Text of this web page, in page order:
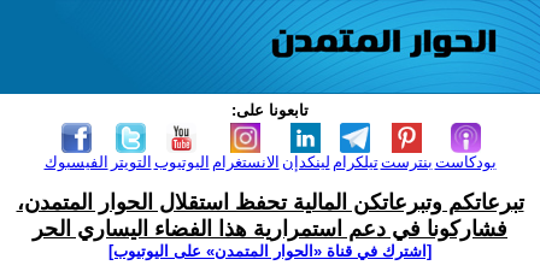
تابعونا على:
الفيسبوك التويتر اليوتيوب الانستغرام لينكدإن تيلكرامبنترست بودكاست
تبرعاتكم وتبرعاتكن المالية تحفظ استقلال الحوار المتمدن،
فشاركونا في دعم استمرارية هذا الفضاء اليساري الحر
[اشترك في قناة ‫«الحوار المتمدن» على اليوتيوب]